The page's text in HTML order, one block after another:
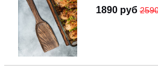
1890 руб